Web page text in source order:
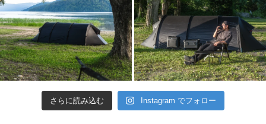
さらに読み込む Instagram でフォロー